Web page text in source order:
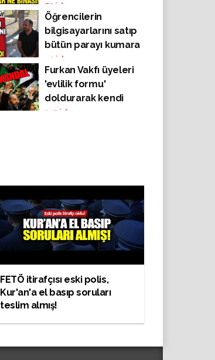
80 izlenme
Öğrencilerin
bilgisayarlarını satıp
bütün parayı kumara
yatırdı! Bu nasıl
müdür?
42 izlenme
Furkan Vakfı üyeleri
'evlilik formu'
doldurarak kendi
içlerinde
347 izlenme
FETÖ itirafçısı eski polis,
Kur'an'a el basıp soruları
teslim almış!